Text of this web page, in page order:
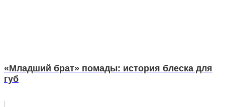
«Младший брат» помады: история блеска для
губ